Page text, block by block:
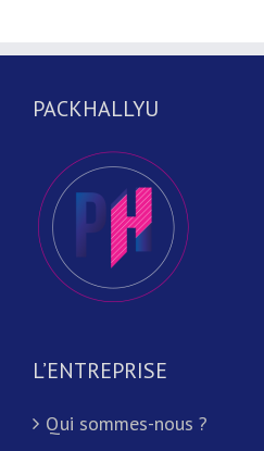
PACKHALLYU
L’ENTREPRISE
Qui sommes-nous ?